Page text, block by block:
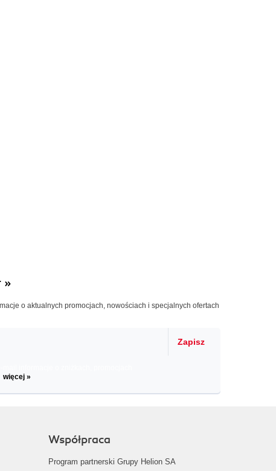
»
o aktualnych promocjach, nowościach i specjalnych ofertach
Zapisz
więcej »
Współpraca
Program partnerski Grupy Helion SA